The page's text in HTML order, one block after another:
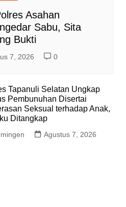
Asahan
Sabu, Sita
Bukti
7, 2026 0
Tapanuli Selatan Ungkap
Pembunuhan Disertai
Seksual terhadap Anak,
Ditangkap
Agustus 7, 2026